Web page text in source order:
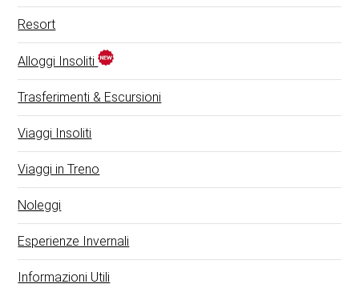
Resort
Alloggi Insoliti
Trasferimenti & Escursioni
Viaggi Insoliti
Viaggi in Treno
Noleggi
Esperienze Invernali
Informazioni Utili